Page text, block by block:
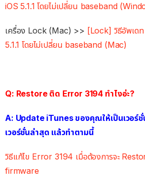
iOS 5.1.1 โดยไม่เปลี่ยน baseband
เครื่อง Lock (Mac) >> [Lock] วิธีอัพเด
5.1.1 โดยไม่เปลี่ยน baseband (Mac)
Q: Restore ติด Error 3194 ทำไงอ่ะ?
A: Update iTunes ของคุณให้เป็นเวอร์
เวอร์ชั่นล่าสุด แล้วทำตามนี้
วิธีแก้ไข Error 3194 เมื่อต้องการจะ
firmware